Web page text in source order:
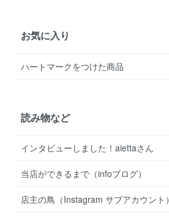
お気に入り
ハートマークをつけた商品
読み物など
インタビューしました！aiettaさん
当店ができるまで（infoブログ）
店主の鳥（Instagram サブアカウント）